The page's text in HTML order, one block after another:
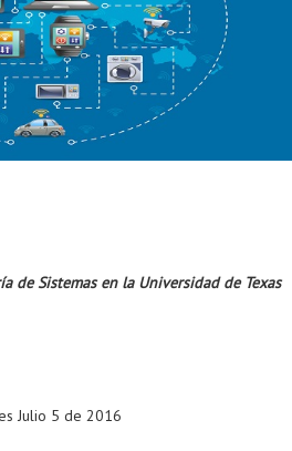
de Sistemas en la Universidad de Texas
Julio 5 de 2016